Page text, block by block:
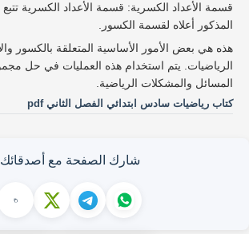
قسمة الأعداد الكسرية: قسمة الأعداد الكسرية
المذكور أعلاه لقسمة الكسور.
هذه هي بعض الأمور الأساسية المتعلقة بالكسور
الرياضيات. يتم استخدام هذه العمليات في حل
المسائل والمشكلات الرياضية.
كتاب رياضيات سادس ابتدائي الفصل الثاني pdf
شارك الصفحة مع أصدقائك